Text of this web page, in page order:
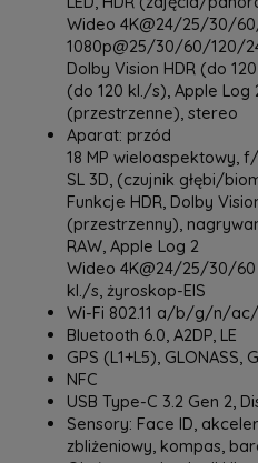
Wideo 4K@24/25/30/
1080p@25/30/60/120/
Dolby Vision HDR (do
(do 120 kl./s), Apple Log
(przestrzenne), stereo
Aparat: przód
18 MP wieloaspektowy,
SL 3D, (czujnik głębi/
Funkcje HDR, Dolby
(przestrzenny),
RAW, Apple Log 2
Wideo 4K@24/25/30/
kl./s, żyroskop-EIS
Wi-Fi 802.11 a/b/g/n/
Bluetooth 6.0, A2DP, LE
GPS (L1+L5), GLONASS,
NFC
USB Type-C 3.2 Gen 2,
Sensory: Face ID,
zbliżeniowy, kompas,